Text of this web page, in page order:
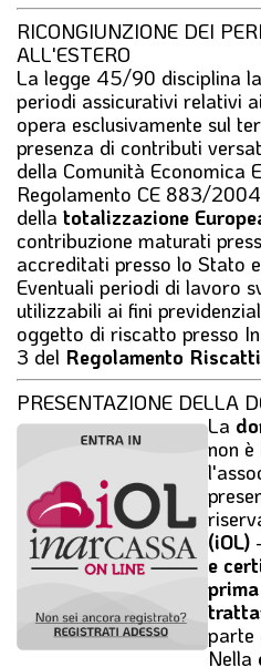
RICONGIUNZIONE DEI
ALL'ESTERO
La legge 45/90 disciplina
periodi assicurativi relativi
opera esclusivamente sul
presenza di contributi
della Comunità Economica
Regolamento CE 883/
della totalizzazione
contribuzione maturati
accreditati presso lo Stato
Eventuali periodi di lavoro
utilizzabili ai fini
oggetto di riscatto presso
3 del Regolamento
PRESENTAZIONE DELLA
La
non
(iOL)
e
parte
Nella